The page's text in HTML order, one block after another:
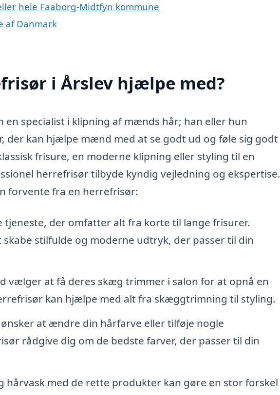
hele Faaborg-Midtfyn kommune
af Danmark
i Årslev hjælpe med?
en specialist i klipning af mænds hår; han eller hun
der kan hjælpe mænd med at se godt ud og føle sig godt
frisure, en moderne klipning eller styling til en
herrefrisør tilbyde kyndig vejledning og ekspertise.
forvente fra en herrefrisør:
der omfatter alt fra korte til lange frisurer.
stilfulde og moderne udtryk, der passer til din
vælger at få deres skæg trimmer i salon for at opnå en
kan hjælpe med alt fra skæggtrimning til styling.
ønsker at ændre din hårfarve eller tilføje nogle
rådgive dig om de bedste farver, der passer til din
hårvask med de rette produkter kan gøre en stor forskel